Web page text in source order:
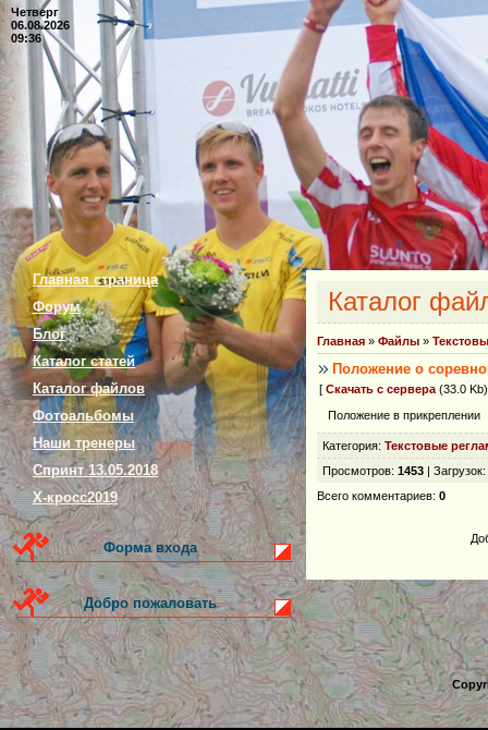
Четверг
06.08.2026
09:36
Главная страница
Форум
Блог
Каталог статей
Каталог файлов
Фотоальбомы
Наши тренеры
Спринт 13.05.2018
Х-кросс2019
Форма входа
Добро пожаловать
Каталог
Главная » Файлы »
Положение о
[ Скачать с сервера (33.0
Положение в прикреплении
Категория: Текстовые
Просмотров: 1453 | Загрузок:
Всего комментариев: 0